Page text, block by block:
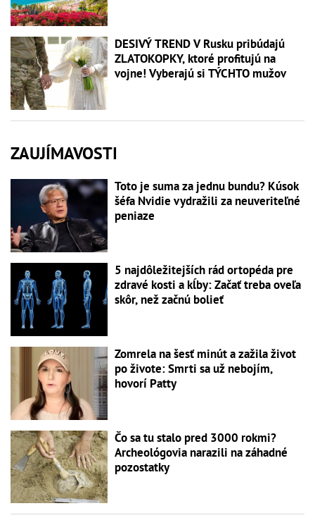
DESIVÝ TREND V Rusku pribúdajú
ZLATOKOPKY, ktoré profitujú na
vojne! Vyberajú si TÝCHTO mužov
ZAUJÍMAVOSTI
Toto je suma za jednu bundu? Kúsok
šéfa Nvidie vydražili za neuveriteľné
peniaze
5 najdôležitejších rád ortopéda pre
zdravé kosti a kĺby: Začať treba oveľa
skôr, než začnú bolieť
Zomrela na šesť minút a zažila život
po živote: Smrti sa už nebojím,
hovorí Patty
Čo sa tu stalo pred 3000 rokmi?
Archeológovia narazili na záhadné
pozostatky